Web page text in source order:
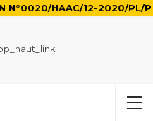
N°0020/HAAC/12-2020/PL/P